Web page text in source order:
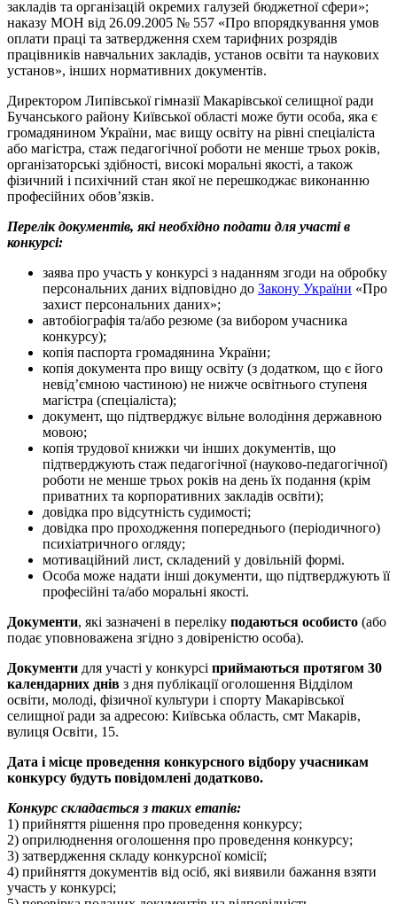
закладів та організацій окремих галузей бюджетної сфери»;
наказу МОН від 26.09.2005 № 557 «Про впорядкування умов
оплати праці та затвердження схем тарифних розрядів
працівників навчальних закладів, установ освіти та наукових
установ», інших нормативних документів.
Директором Липівської гімназії Макарівської селищної ради
Бучанського району Київської області може бути особа, яка є
громадянином України, має вищу освіту на рівні спеціаліста
або магістра, стаж педагогічної роботи не менше трьох років,
організаторські здібності, високі моральні якості, а також
фізичний і психічний стан якої не перешкоджає виконанню
професійних обов’язків.
Перелік документів, які необхідно подати для участі в
конкурсі:
заява про участь у конкурсі з наданням згоди на обробку
персональних даних відповідно до Закону України «Про
захист персональних даних»;
автобіографія та/або резюме (за вибором учасника
конкурсу);
копія паспорта громадянина України;
копія документа про вищу освіту (з додатком, що є його
невід’ємною частиною) не нижче освітнього ступеня
магістра (спеціаліста);
документ, що підтверджує вільне володіння державною
мовою;
копія трудової книжки чи інших документів, що
підтверджують стаж педагогічної (науково-педагогічної)
роботи не менше трьох років на день їх подання (крім
приватних та корпоративних закладів освіти);
довідка про відсутність судимості;
довідка про проходження попереднього (періодичного)
психіатричного огляду;
мотиваційний лист, складений у довільній формі.
Особа може надати інші документи, що підтверджують її
професійні та/або моральні якості.
Документи, які зазначені в переліку подаються особисто (або
подає уповноважена згідно з довіреністю особа).
Документи для участі у конкурсі приймаються протягом 30
календарних днів з дня публікації оголошення Відділом
освіти, молоді, фізичної культури і спорту Макарівської
селищної ради за адресою: Київська область, смт Макарів,
вулиця Освіти, 15.
Дата і місце проведення конкурсного відбору учасникам
конкурсу будуть повідомлені додатково.
Конкурс складається з таких етапів:
1) прийняття рішення про проведення конкурсу;
2) оприлюднення оголошення про проведення конкурсу;
3) затвердження складу конкурсної комісії;
4) прийняття документів від осіб, які виявили бажання взяти
участь у конкурсі;